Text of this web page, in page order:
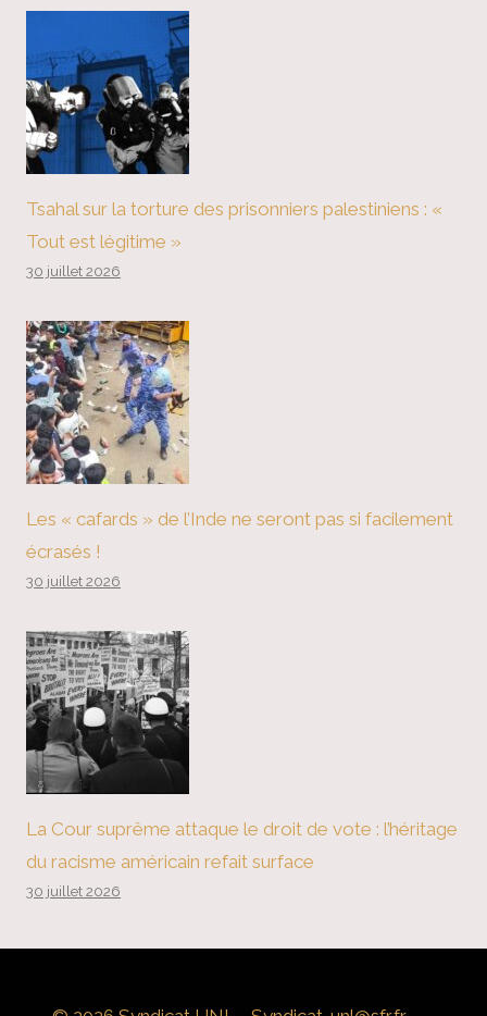
Tsahal sur la torture des prisonniers palestiniens : «
Tout est légitime »
30 juillet 2026
Les « cafards » de l’Inde ne seront pas si facilement
écrasés !
30 juillet 2026
La Cour suprême attaque le droit de vote : l’héritage
du racisme américain refait surface
30 juillet 2026